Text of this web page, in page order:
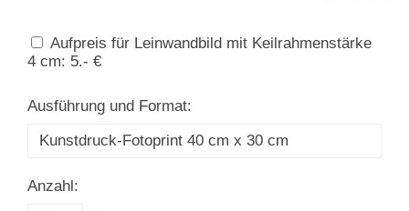
Aufpreis für Leinwandbild mit Keilrahmenstärke
4 cm: 5.- €
Ausführung und Format:
Anzahl: